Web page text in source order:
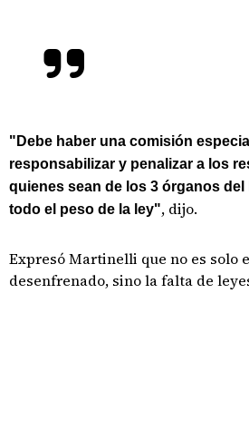
"Debe haber una comisión
responsabilizar y penalizar a los
quienes sean de los 3 órganos
todo el peso de la ley", dijo.
Expresó Martinelli que no es solo
desenfrenado, sino la falta de